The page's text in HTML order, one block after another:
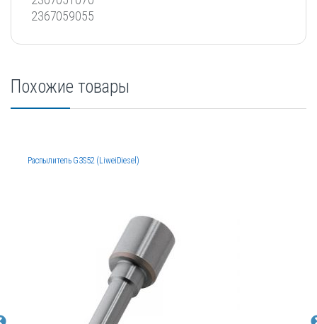
2367059055
Похожие товары
Распылитель G3S52 (LiweiDiesel)